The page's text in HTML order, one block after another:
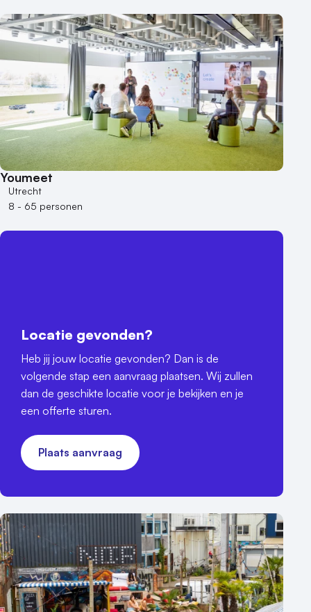
Youmeet
Utrecht
8 - 65 personen
Locatie gevonden?
Heb jij jouw locatie gevonden? Dan is de
volgende stap een aanvraag plaatsen. Wij zullen
dan de geschikte locatie voor je bekijken en je
een offerte sturen.
Plaats aanvraag